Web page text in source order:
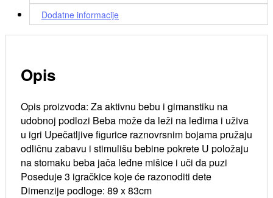
Dodatne informacije
Opis
Opis proizvoda: Za aktivnu bebu i gimanstiku na
udobnoj podlozi Beba može da leži na leđima i uživa
u igri Upečatljive figurice raznovrsnim bojama pružaju
odličnu zabavu i stimulišu bebine pokrete U položaju
na stomaku beba jača leđne mišice i uči da puzi
Poseduje 3 igračkice koje će razonoditi dete
Dimenzije podloge: 89 x 83cm